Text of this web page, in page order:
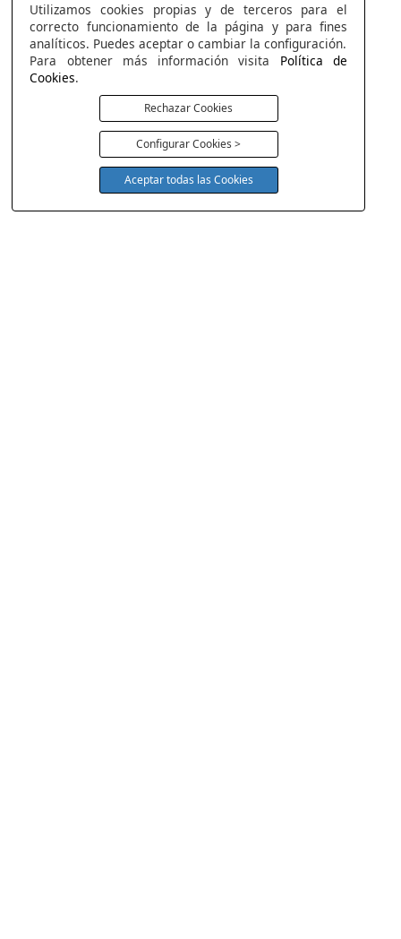
Utilizamos cookies propias y de terceros para el
correcto funcionamiento de la página y para fines
analíticos. Puedes aceptar o cambiar la configuración.
Para obtener más información visita Política de
Cookies.
Rechazar Cookies
Configurar Cookies >
Aceptar todas las Cookies